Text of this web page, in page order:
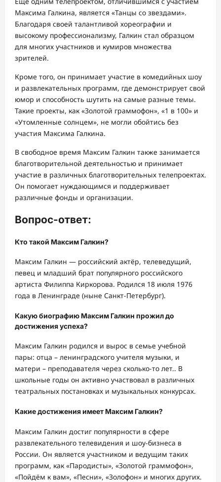
Максима Галкина, является «Танцы со звездами».
Благодаря своей талантливой хореографии и
высокому профессионализму, Галкин стал образцом
для многих участников и кумиров множества
зрителей.
Кроме того, он принимает участие в комедийных шоу
и развлекательных программ, где демонстрирует свой
юмор и способность шутить на самые разные темы.
Такие проекты, как «Золотой граммофон», «1 в 100» и
«Утомленные солнцем», не могли обойтись без
участия Максима Галкина.
В свободное время Максим Галкин также занимается
благотворительной деятельностью и принимает
участие в различных благотворительных телепроектах.
Он помогает нуждающимся и поддерживает
различные фонды и организации.
Вопрос-ответ:
Кто такой Максим Галкин?
Максим Галкин — российский актёр, телеведущий,
певец и младший брат популярного российского
артиста Филиппа Киркорова. Родился 18 июля 1976
года в Ленинграде (ныне Санкт-Петербург).
Какую биографию Максим Галкин прожил до
достижения успеха?
Максим Галкин родился и вырос в семье учебной
пары: отца – ленинградского учителя музыки, и
матери – преподавателя через сколько-то лет.. В
школьные годы он активно участвовал в различных
театральных постановках и музыкальных конкурсах.
Какие достижения имеет Максим Галкин?
Максим Галкин достиг популярности в сфере
развлекательного телевидения и шоу-бизнеса в
России. Он является участником и ведущим таких
программ, как «Пародисты», «Золотой граммофон»,
«Пойдём к вам», «Песни», «Золофон» и многих других.